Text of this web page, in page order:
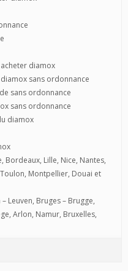
diamox
sans ordonnance
sans ordonnance
sans ordonnance
diamox
Bordeaux, Lille, Nice, Nantes,
Montpellier, Douai et
Leuven, Bruges – Brugge,
Arlon, Namur, Bruxelles,